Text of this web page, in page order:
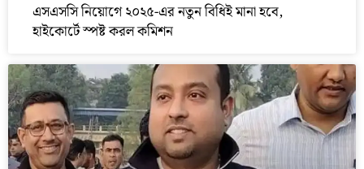
এসএসসি নিয়োগে ২০২৫-এর নতুন বিধিই মানা হবে,
হাইকোর্টে স্পষ্ট করল কমিশন